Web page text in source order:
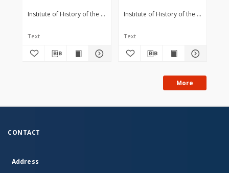
Geographical
Dictionary of Masovia
Institute of History of the Polish Academy of Sciences
Text
Geographical
Dictionary of Masovia
Institute of History of the Polish
Text
More
CONTACT
Address